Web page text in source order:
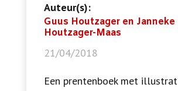
Auteur(s):
Guus Houtzager en Janneke
Houtzager-Maas
21/04/2018
Een prentenboek met